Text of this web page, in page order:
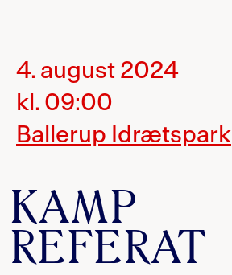
4. august 2024
kl. 09:00
Ballerup Idrætspark
KAMP
REFERAT